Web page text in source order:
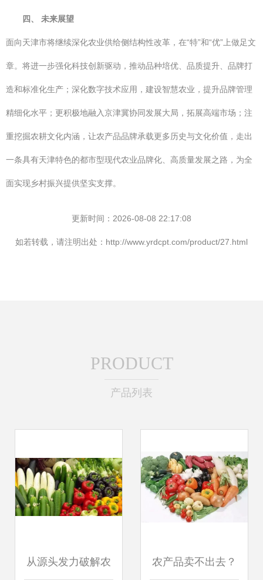
四、 未来展望
面向天津市将继续深化农业供给侧结构性改革，在“特”和“优”上做足文
章。将进一步强化科技创新驱动，推动品种培优、品质提升、品牌打
造和标准化生产；深化数字技术应用，建设智慧农业，提升品牌管理
精细化水平；更积极地融入京津冀协同发展大局，拓展高端市场；注
重挖掘农耕文化内涵，让农产品品牌承载更多历史与文化价值，走出
一条具有天津特色的都市型现代农业品牌化、高质量发展之路，为全
面实现乡村振兴提供坚实支撑。
更新时间：2026-08-08 22:17:08
如若转载，请注明出处：http://www.yrdcpt.com/product/27.html
PRODUCT
产品列表
从源头发力破解农 农产品卖不出去？